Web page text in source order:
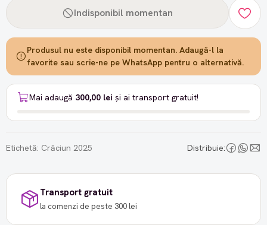
Indisponibil momentan
Produsul nu este disponibil momentan. Adaugă-l la
favorite sau scrie-ne pe WhatsApp pentru o alternativă.
Mai adaugă 300,00 lei și ai transport gratuit!
Etichetă: Crăciun 2025 Distribuie:
Transport gratuit
la comenzi de peste 300 lei